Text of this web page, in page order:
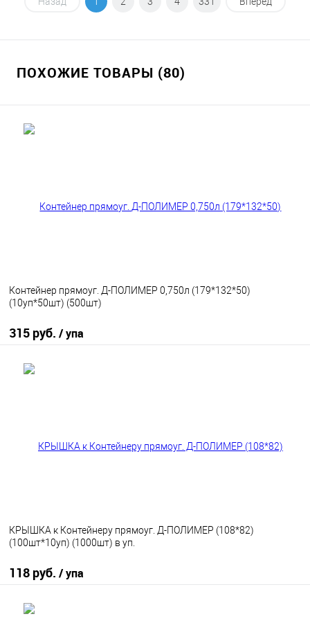
В избранное В наличии
ПОХОЖИЕ ТОВАРЫ (80)
Контейнер прямоуг. Д-ПОЛИМЕР 0,750л (179*132*50)
(10уп*50шт) (500шт)
315 руб. / упа
КРЫШКА к Контейнеру прямоуг. Д-ПОЛИМЕР (108*82)
(100шт*10уп) (1000шт) в уп.
118 руб. / упа